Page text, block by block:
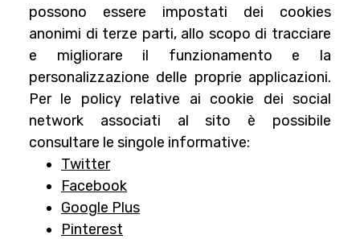
possono essere impostati dei cookies
anonimi di terze parti, allo scopo di tracciare
e migliorare il funzionamento e la
personalizzazione delle proprie applicazioni.
Per le policy relative ai cookie dei social
network associati al sito è possibile
consultare le singole informative:
Twitter
Facebook
Google Plus
Pinterest